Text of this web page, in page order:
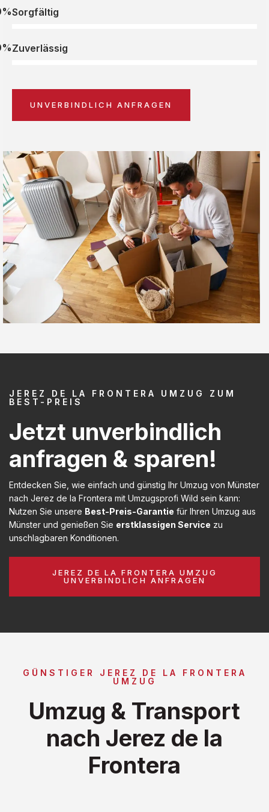
Sorgfältig
Zuverlässig
UNVERBINDLICH ANFRAGEN
JEREZ DE LA FRONTERA UMZUG ZUM
BEST-PREIS
Jetzt unverbindlich
anfragen & sparen!
Entdecken Sie, wie einfach und günstig Ihr Umzug von Münster
nach Jerez de la Frontera mit Umzugsprofi Wild sein kann:
Nutzen Sie unsere Best-Preis-Garantie für Ihren Umzug aus
Münster und genießen Sie erstklassigen Service zu
unschlagbaren Konditionen.
JEREZ DE LA FRONTERA UMZUG
UNVERBINDLICH ANFRAGEN
GÜNSTIGER JEREZ DE LA FRONTERA
UMZUG
Umzug & Transport
nach Jerez de la
Frontera